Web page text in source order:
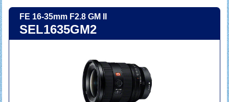
FE 16-35mm F2.8 GM II
SEL1635GM2